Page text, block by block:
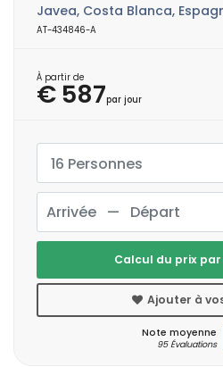
Javea, Costa Blanca,
AT-434846-A
À partir de
€ 587par jour
16 Personnes
Calcul du prix
Ajouter à
Note moyenne
95 Évaluations